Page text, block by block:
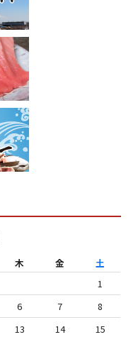
木 金
土
1
6 7
8
13 14
15